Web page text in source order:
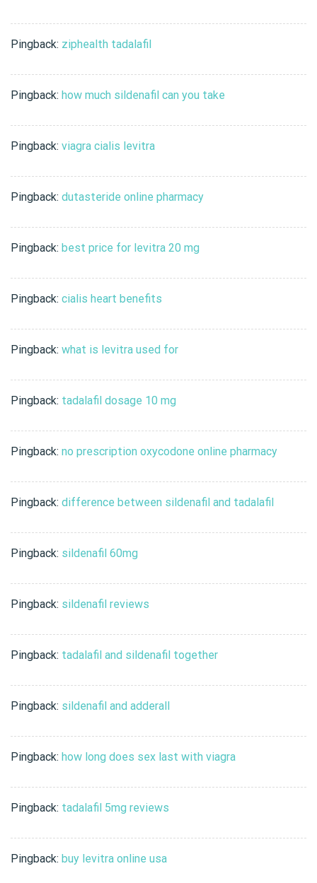
Pingback: ziphealth tadalafil
Pingback: how much sildenafil can you take
Pingback: viagra cialis levitra
Pingback: dutasteride online pharmacy
Pingback: best price for levitra 20 mg
Pingback: cialis heart benefits
Pingback: what is levitra used for
Pingback: tadalafil dosage 10 mg
Pingback: no prescription oxycodone online pharmacy
Pingback: difference between sildenafil and tadalafil
Pingback: sildenafil 60mg
Pingback: sildenafil reviews
Pingback: tadalafil and sildenafil together
Pingback: sildenafil and adderall
Pingback: how long does sex last with viagra
Pingback: tadalafil 5mg reviews
Pingback: buy levitra online usa